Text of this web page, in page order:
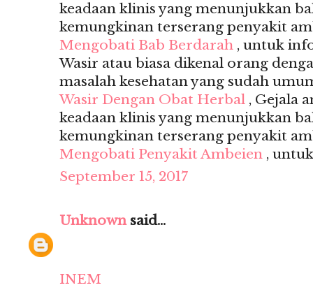
keadaan klinis yang menunjukkan
kemungkinan terserang penyakit
Mengobati Bab Berdarah , untuk
Wasir atau biasa dikenal orang
masalah kesehatan yang sudah
Wasir Dengan Obat Herbal , Gejala
keadaan klinis yang menunjukkan
kemungkinan terserang penyakit
Mengobati Penyakit Ambeien ,
September 15, 2017
Unknownsaid...
INEM